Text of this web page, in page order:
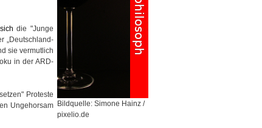
sich die "Junge
„Deutschland-
sie vermutlich
in der ARD-
Proteste
Ungehorsam Bildquelle: Simone Hainz /
pixelio.de